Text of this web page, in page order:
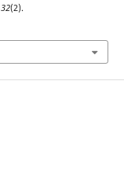
32(2).